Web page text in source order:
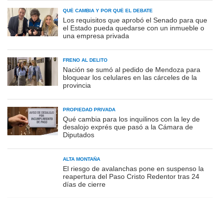
QUÉ CAMBIA Y POR QUÉ EL DEBATE
Los requisitos que aprobó el Senado para que
el Estado pueda quedarse con un inmueble o
una empresa privada
FRENO AL DELITO
Nación se sumó al pedido de Mendoza para
bloquear los celulares en las cárceles de la
provincia
PROPIEDAD PRIVADA
Qué cambia para los inquilinos con la ley de
desalojo exprés que pasó a la Cámara de
Diputados
ALTA MONTAÑA
El riesgo de avalanchas pone en suspenso la
reapertura del Paso Cristo Redentor tras 24
días de cierre